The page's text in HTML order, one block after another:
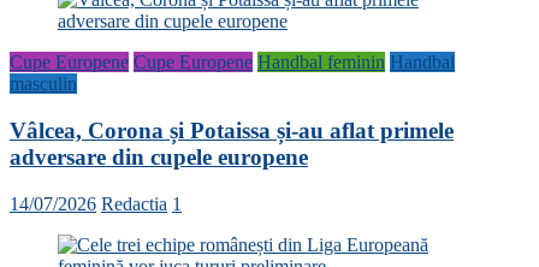
Cupe Europene Cupe Europene Handbal feminin Handbal
masculin
Vâlcea, Corona și Potaissa și-au aflat primele
adversare din cupele europene
14/07/2026 Redactia 1